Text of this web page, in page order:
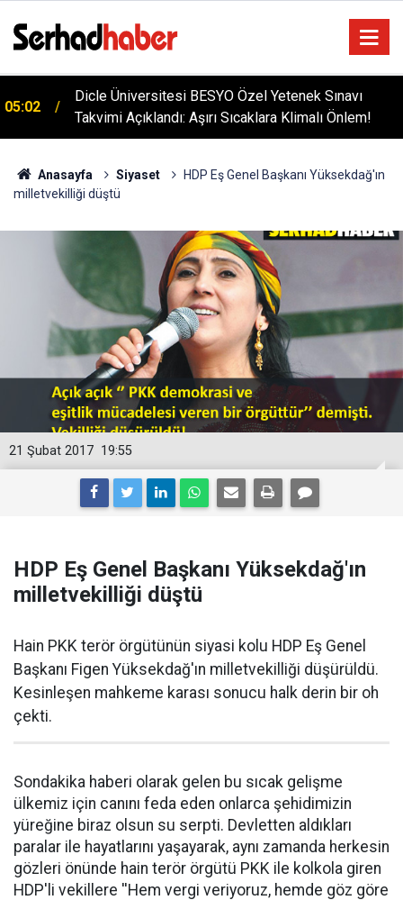
Dicle Üniversitesi BESYO Özel Yetenek Sınavı
Takvimi Açıklandı: Aşırı Sıcaklara Klimalı Önlem!
04:51
Diyarbakır'da İşçi Kıyımı: 45 Derece Sıcakta 763
Gündür Adalet Bekliyorlar
Anasayfa Siyaset
HDP Eş Genel Başkanı Yüksekdağ'ın
milletvekilliği düştü
19:55
21 Şubat 2017
HDP Eş Genel Başkanı Yüksekdağ'ın
milletvekilliği düştü
Hain PKK terör örgütünün siyasi kolu HDP Eş Genel
Başkanı Figen Yüksekdağ'ın milletvekilliği düşürüldü.
Kesinleşen mahkeme karası sonucu halk derin bir oh
çekti.
Sondakika haberi olarak gelen bu sıcak gelişme
ülkemiz için canını feda eden onlarca şehidimizin
yüreğine biraz olsun su serpti. Devletten aldıkları
paralar ile hayatlarını yaşayarak, aynı zamanda herkesin
gözleri önünde hain terör örgütü PKK ile kolkola giren
HDP'li vekillere ''Hem vergi veriyoruz, hemde göz göre